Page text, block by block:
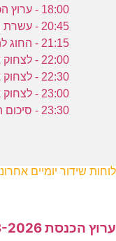
18:00 - ערוץ הכנסת - נשוב לשדר ב-20:45
20:45 - עשרת הגדולים
21:15 - החוג להיסטוריה
22:00 - לצחוק או לבכות
22:30 - לצחוק או לבכות
23:00 - לצחוק או לבכות
23:30 - סיכום השבוע הפוליטי ברוסית
לוחות שידור יומיים
ערוץ הכנסת 07-08-2026